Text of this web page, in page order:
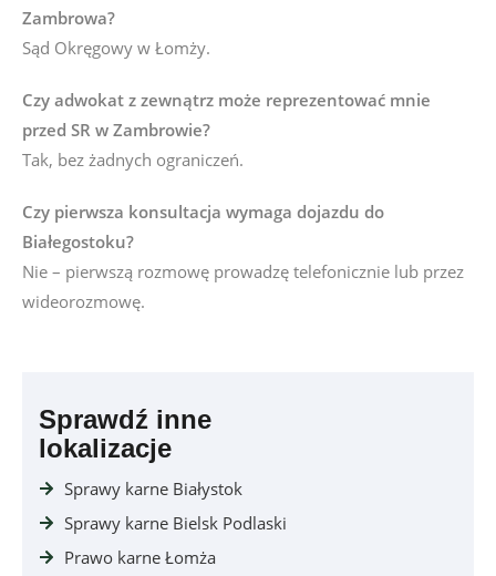
Zambrowa?
Sąd Okręgowy w Łomży.
Czy adwokat z zewnątrz może reprezentować mnie
przed SR w Zambrowie?
Tak, bez żadnych ograniczeń.
Czy pierwsza konsultacja wymaga dojazdu do
Białegostoku?
Nie – pierwszą rozmowę prowadzę telefonicznie lub przez
wideorozmowę.
Sprawdź inne
lokalizacje
Sprawy karne Białystok
Sprawy karne Bielsk Podlaski
Prawo karne Łomża